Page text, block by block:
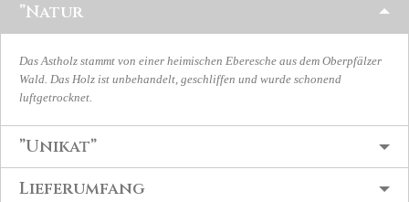
”Natur
Das Astholz stammt von einer heimischen Eberesche aus dem Oberpfälzer
Wald. Das Holz ist unbehandelt, geschliffen und wurde schonend
luftgetrocknet.
”Unikat”
Lieferumfang